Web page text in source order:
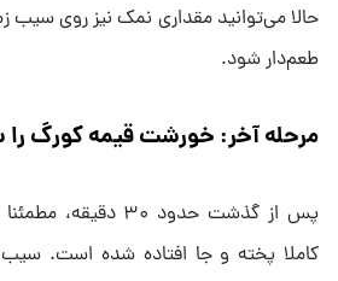
حالا می‌توانید مقداری نمک نیز روی سیب
طعم‌دار شود.
مرحله آخر: خورشت قیمه کورگ را
پس از گذشت حدود ۳۰
کاملا پخته و جا افتاده شده است.